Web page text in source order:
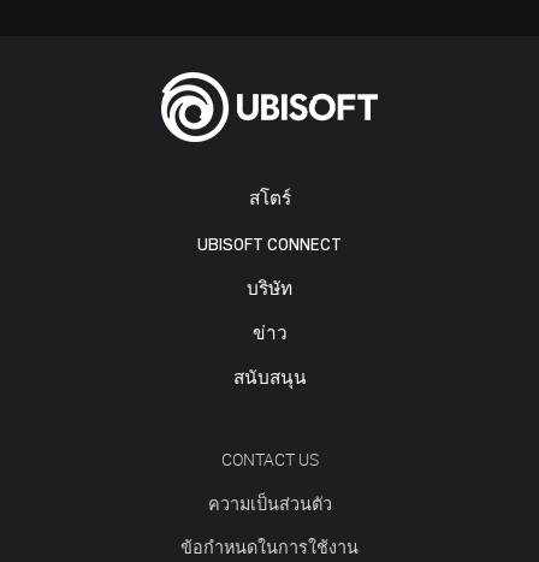
สโตร์
UBISOFT CONNECT
บริษัท
ข่าว
สนับสนุน
CONTACT US
ความเป็นส่วนตัว
ข้อกำหนดในการใช้งาน